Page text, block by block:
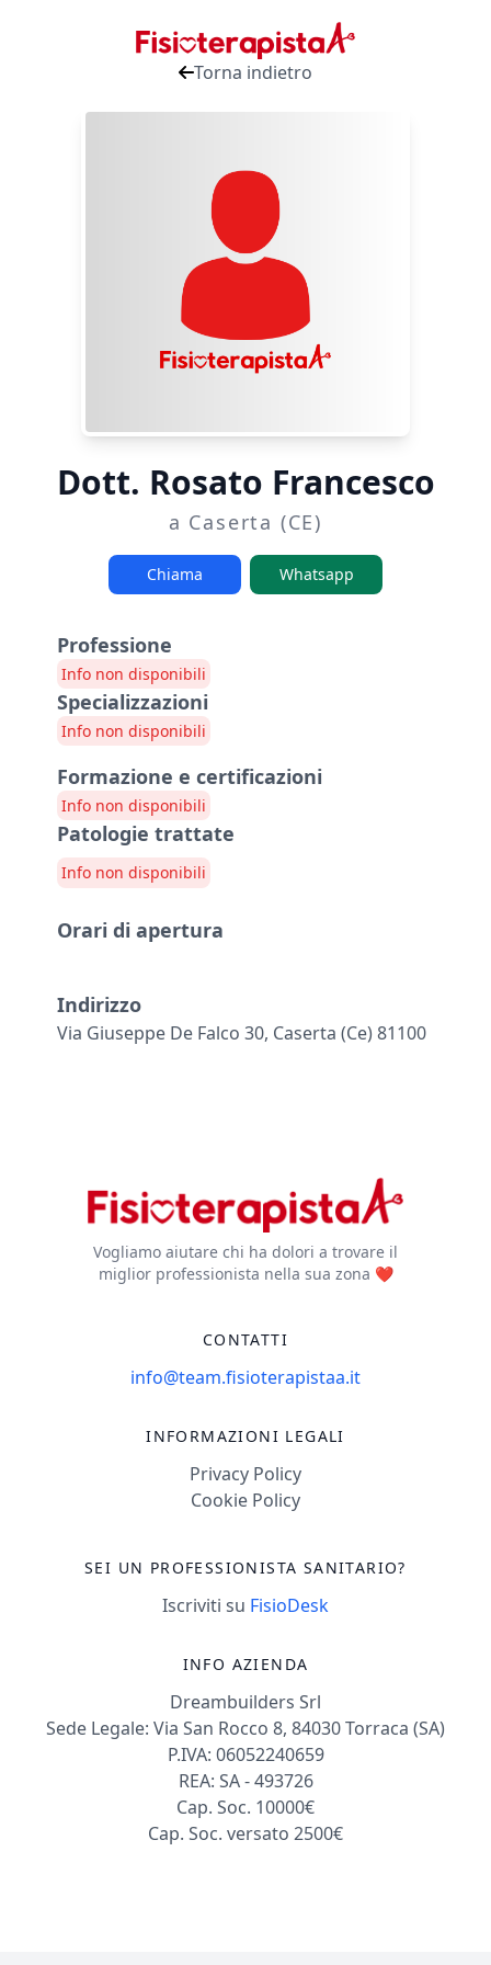
Torna indietro
Dott. Rosato Francesco
a Caserta (CE)
Chiama Whatsapp
Professione
Info non disponibili
Specializzazioni
Info non disponibili
Formazione e certificazioni
Info non disponibili
Patologie trattate
Info non disponibili
Orari di apertura
Indirizzo
Via Giuseppe De Falco 30, Caserta (ce) 81100
Vogliamo aiutare chi ha dolori a trovare il
miglior professionista nella sua zona ❤️
CONTATTI
info@team.fisioterapistaa.it
INFORMAZIONI LEGALI
Privacy Policy
Cookie Policy
SEI UN PROFESSIONISTA SANITARIO?
Iscriviti su FisioDesk
INFO AZIENDA
Dreambuilders Srl
Sede Legale: Via San Rocco 8, 84030 Torraca (SA)
P.IVA: 06052240659
REA: SA - 493726
Cap. Soc. 10000€
Cap. Soc. versato 2500€